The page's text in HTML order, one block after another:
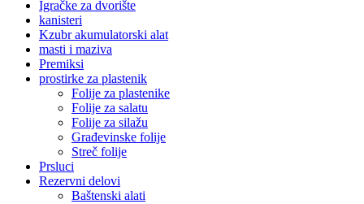
Igračke za dvorište
kanisteri
Kzubr akumulatorski alat
masti i maziva
Premiksi
prostirke za plastenik
Folije za plastenike
Folije za salatu
Folije za silažu
Građevinske folije
Streč folije
Prsluci
Rezervni delovi
Baštenski alati